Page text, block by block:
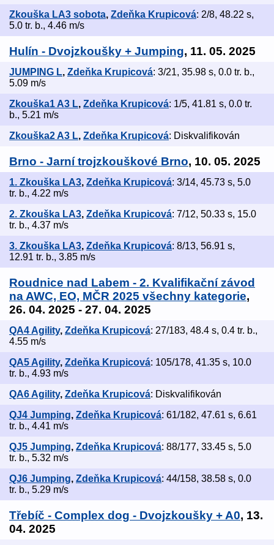
Zkouška LA3 sobota, Zdeňka Krupicová: 2/8, 48.22 s,
5.0 tr. b., 4.46 m/s
Hulín - Dvojzkoušky + Jumping, 11. 05. 2025
JUMPING L, Zdeňka Krupicová: 3/21, 35.98 s, 0.0 tr. b.,
5.09 m/s
Zkouška1 A3 L, Zdeňka Krupicová: 1/5, 41.81 s, 0.0 tr.
b., 5.21 m/s
Zkouška2 A3 L, Zdeňka Krupicová: Diskvalifikován
Brno - Jarní trojzkouškové Brno, 10. 05. 2025
1. Zkouška LA3, Zdeňka Krupicová: 3/14, 45.73 s, 5.0
tr. b., 4.22 m/s
2. Zkouška LA3, Zdeňka Krupicová: 7/12, 50.33 s, 15.0
tr. b., 4.37 m/s
3. Zkouška LA3, Zdeňka Krupicová: 8/13, 56.91 s,
12.91 tr. b., 3.85 m/s
Roudnice nad Labem - 2. Kvalifikační závod
na AWC, EO, MČR 2025 všechny kategorie,
26. 04. 2025 - 27. 04. 2025
QA4 Agility, Zdeňka Krupicová: 27/183, 48.4 s, 0.4 tr. b.,
4.55 m/s
QA5 Agility, Zdeňka Krupicová: 105/178, 41.35 s, 10.0
tr. b., 4.93 m/s
QA6 Agility, Zdeňka Krupicová: Diskvalifikován
QJ4 Jumping, Zdeňka Krupicová: 61/182, 47.61 s, 6.61
tr. b., 4.41 m/s
QJ5 Jumping, Zdeňka Krupicová: 88/177, 33.45 s, 5.0
tr. b., 5.32 m/s
QJ6 Jumping, Zdeňka Krupicová: 44/158, 38.58 s, 0.0
tr. b., 5.29 m/s
Třebíč - Complex dog - Dvojzkoušky + A0, 13.
04. 2025